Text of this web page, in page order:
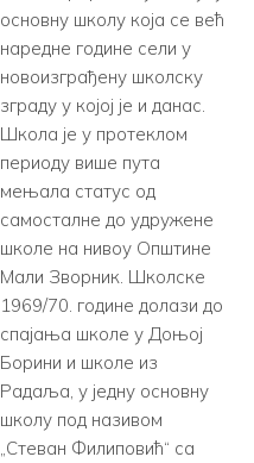
основну школу која се већ
наредне године сели у
новоизграђену школску
зграду у којој је и данас.
Школа је у протеклом
периоду више пута
мењала статус од
самосталне до удружене
школе на нивоу Општине
Мали Зворник. Школске
1969/70. године долази до
спајања школе у Доњој
Борини и школе из
Радаља, у једну основну
школу под називом
„Стеван Филиповић“ са